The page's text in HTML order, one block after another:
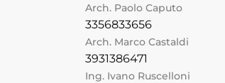
Arch. Paolo Caputo
3356833656
Arch. Marco Castaldi
3931386471
Ing. Ivano Ruscelloni